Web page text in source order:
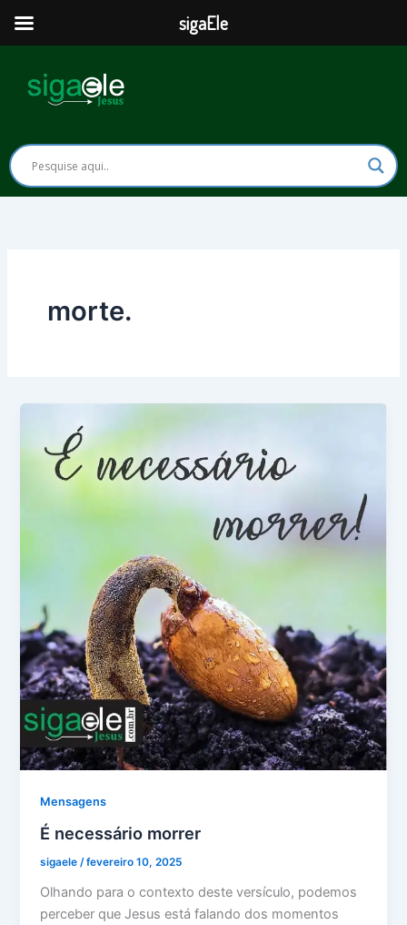
para
conteúdo
morte.
Mensagens
É necessário morrer
sigaele/fevereiro 10, 2025
Olhando para o contexto deste versículo, podemos
perceber que Jesus está falando dos momentos
sigaEle